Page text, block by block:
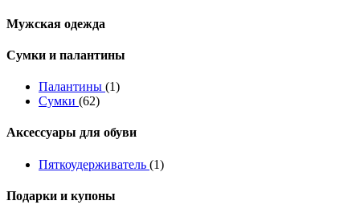
Мужская одежда
Сумки и палантины
Палантины (1)
Сумки (62)
Аксессуары для обуви
Пяткоудерживатель (1)
Подарки и купоны